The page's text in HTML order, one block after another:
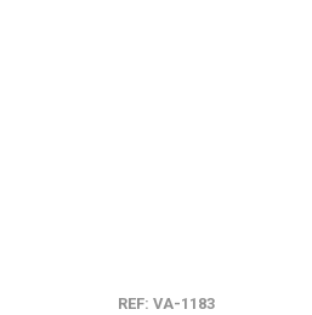
REF: VA-1183